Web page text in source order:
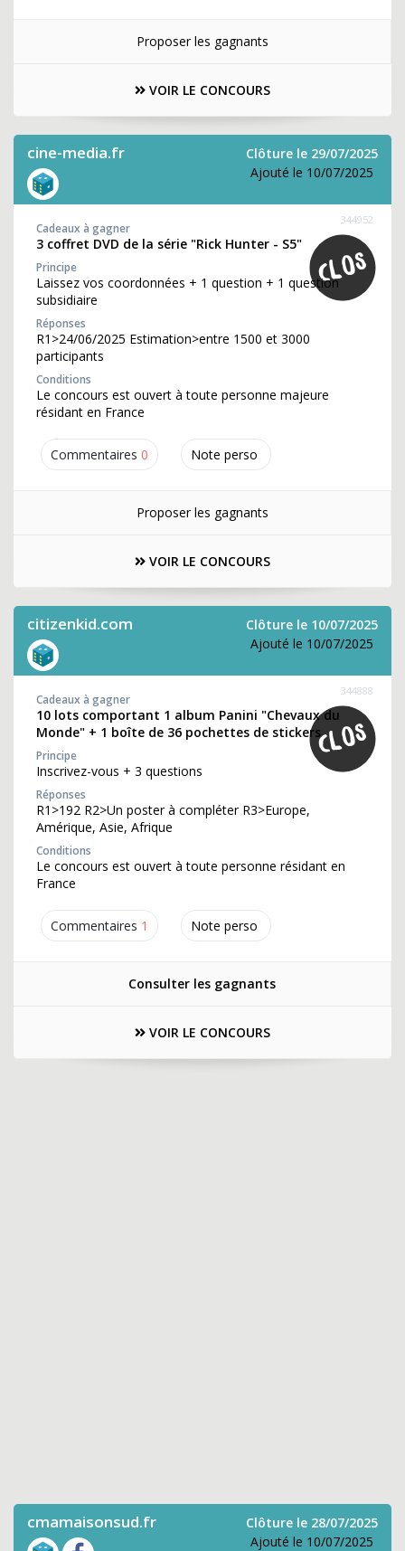
Proposer les gagnants
VOIR LE CONCOURS
cine-media.fr
Clôture le 29/07/2025
Ajouté le 10/07/2025
Commentaires 0 Note perso
344952
Cadeaux à gagner
3 coffret DVD de la série "Rick Hunter - S5"
Principe
Laissez vos coordonnées + 1 question + 1 question
subsidiaire
Réponses
R1>24/06/2025 Estimation>entre 1500 et 3000
participants
Conditions
Le concours est ouvert à toute personne majeure
résidant en France
Proposer les gagnants
VOIR LE CONCOURS
citizenkid.com
Clôture le 10/07/2025
Ajouté le 10/07/2025
Commentaires 1 Note perso
344888
Cadeaux à gagner
10 lots comportant 1 album Panini "Chevaux du
Monde" + 1 boîte de 36 pochettes de stickers
Principe
Inscrivez-vous + 3 questions
Réponses
R1>192 R2>Un poster à compléter R3>Europe,
Amérique, Asie, Afrique
Conditions
Le concours est ouvert à toute personne résidant en
France
Consulter les gagnants
VOIR LE CONCOURS
cmamaisonsud.fr
Clôture le 28/07/2025
Ajouté le 10/07/2025